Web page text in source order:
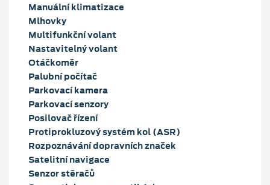
Manuální klimatizace
Mlhovky
Multifunkční volant
Nastavitelný volant
Otáčkoměr
Palubní počítač
Parkovací kamera
Parkovací senzory
Posilovač řízení
Protiprokluzový systém kol (ASR)
Rozpoznávání dopravních značek
Satelitní navigace
Senzor stěračů